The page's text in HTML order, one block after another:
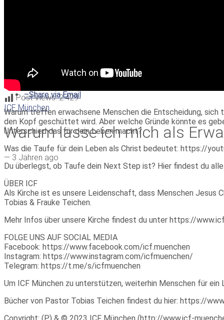
Post Views: 2.429
ICF München
Warum lasse ich mich als
— 3 Jahren ago
Share on Twitter
–Share on Facebook
–Share via Email
Warum treffen erwachsene Menschen die Entscheidung, sich
den Kopf geschüttet wird. Aber welche Gründe könnte es
Unterschied das für dein Leben macht?
Was die Taufe für dein Leben als Christ bedeutet: https://
Du überlegst, ob Taufe dein Next Step ist? Hier findest du
ÜBER ICF
Als Kirche ist es unsere Leidenschaft, dass Menschen Jesus
Tobias & Frauke Teichen.
Mehr Infos über unsere Kirche findest du unter https://
FOLGE UNS AUF SOCIAL MEDIA
Facebook: https://www.facebook.com/icf.muenchen
Instagram: https://www.instagram.com/icfmuenchen/
Telegram: https://t.me/s/icfmuenchen
Um ICF München zu unterstützen, weiterhin Menschen für
Bücher von Pastor Tobias Teichen findest du hier: https://